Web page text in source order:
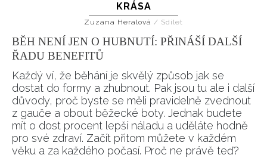
KRÁSA
Zuzana Heralová / Sdílet
BĚH NENÍ JEN O HUBNUTÍ: PŘINÁŠÍ DALŠÍ
ŘADU BENEFITŮ
Každý ví, že běhání je skvělý způsob jak se
dostat do formy a zhubnout. Pak jsou tu ale i další
důvody, proč byste se měli pravidelně zvednout
z gauče a obout běžecké boty. Jednak budete
mít o dost procent lepší náladu a uděláte hodně
pro své zdraví. Začít přitom můžete v každém
věku a za každého počasí. Proč ne právě teď?